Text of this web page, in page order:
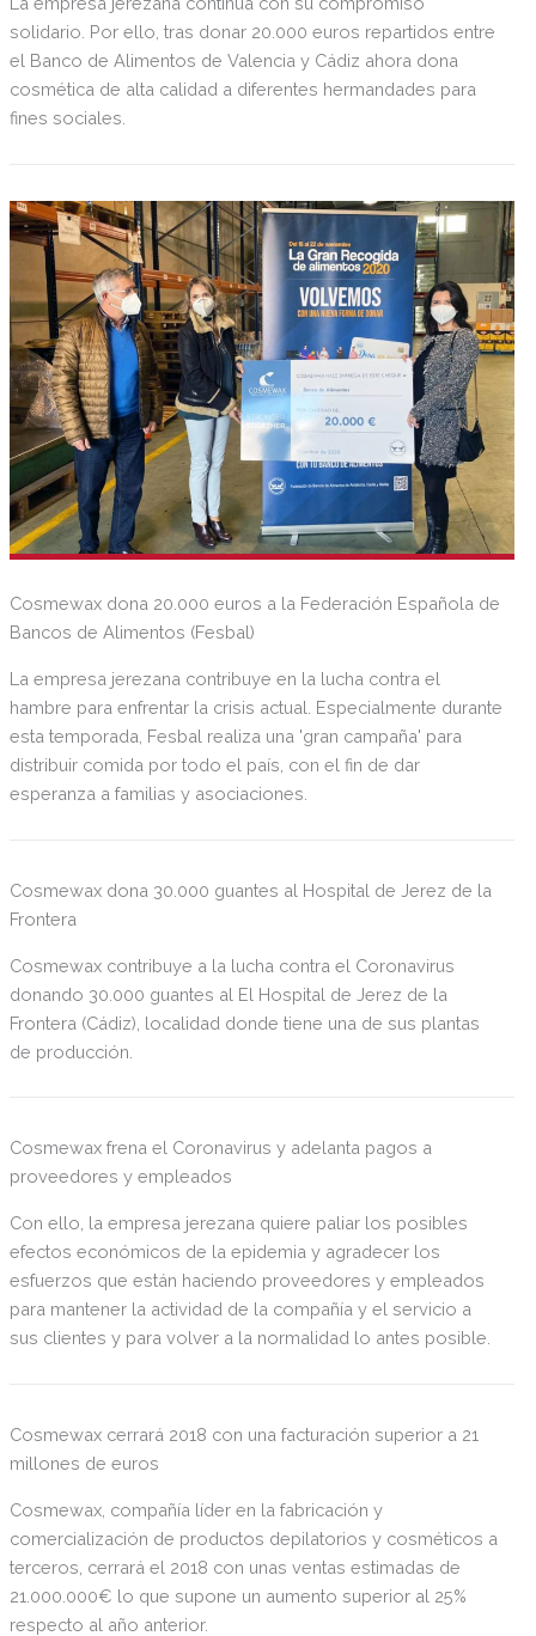
solidario. Por ello, tras donar 20.000 euros repartidos entre
el Banco de Alimentos de Valencia y Cádiz ahora dona
cosmética de alta calidad a diferentes hermandades para
fines sociales.
Cosmewax dona 20.000 euros a la Federación Española de
Bancos de Alimentos (Fesbal)
La empresa jerezana contribuye en la lucha contra el
hambre para enfrentar la crisis actual. Especialmente durante
esta temporada, Fesbal realiza una 'gran campaña' para
distribuir comida por todo el país, con el fin de dar
esperanza a familias y asociaciones.
Cosmewax dona 30.000 guantes al Hospital de Jerez de la
Frontera
Cosmewax contribuye a la lucha contra el Coronavirus
donando 30.000 guantes al El Hospital de Jerez de la
Frontera (Cádiz), localidad donde tiene una de sus plantas
de producción.
Cosmewax frena el Coronavirus y adelanta pagos a
proveedores y empleados
Con ello, la empresa jerezana quiere paliar los posibles
efectos económicos de la epidemia y agradecer los
esfuerzos que están haciendo proveedores y empleados
para mantener la actividad de la compañía y el servicio a
sus clientes y para volver a la normalidad lo antes posible.
Cosmewax cerrará 2018 con una facturación superior a 21
millones de euros
Cosmewax, compañía líder en la fabricación y
comercialización de productos depilatorios y cosméticos a
terceros, cerrará el 2018 con unas ventas estimadas de
21.000.000€ lo que supone un aumento superior al 25%
respecto al año anterior.